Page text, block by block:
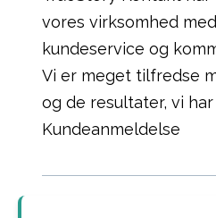
vores virksomhed
kundeservice og
Vi er meget tilfredse
og de resultater, vi
Kundeanmeldelse